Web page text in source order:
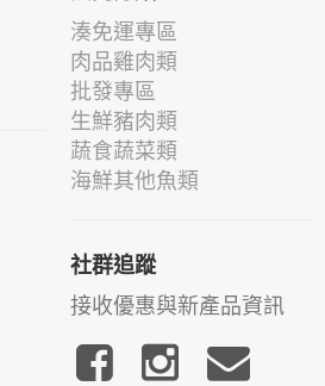
湊免運專區
肉品雞肉類
批發專區
生鮮豬肉類
蔬食蔬菜類
海鮮其他魚類
社群追蹤
接收優惠與新產品資訊